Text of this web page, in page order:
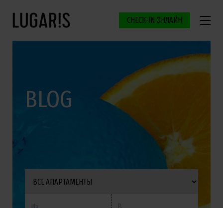
CHECK-IN ОНЛАЙН
BLOG